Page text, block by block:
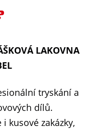
LAKOVNA
tryskání a
dílů.
kusové zakázky,